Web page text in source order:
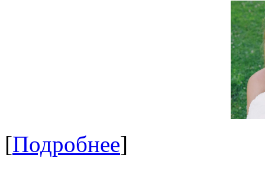
[Подробнее]